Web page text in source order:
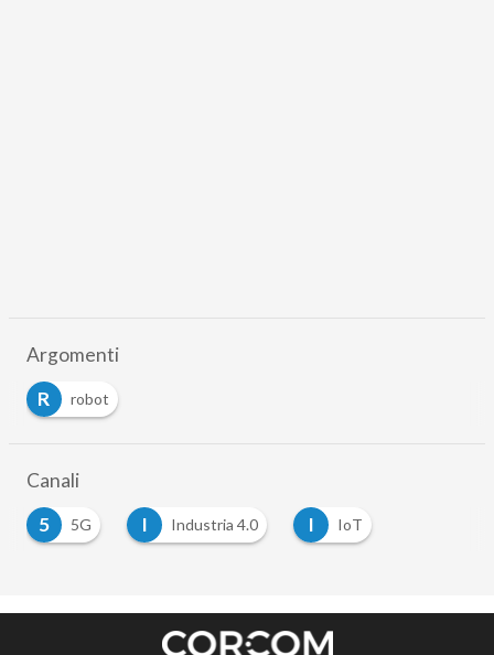
Argomenti
R
robot
Canali
5
5G I Industria 4.0 I IoT